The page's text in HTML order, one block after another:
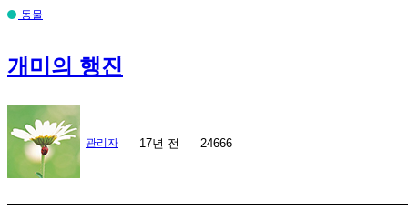
동물
개미의 행진
관리자 17년 전 24666